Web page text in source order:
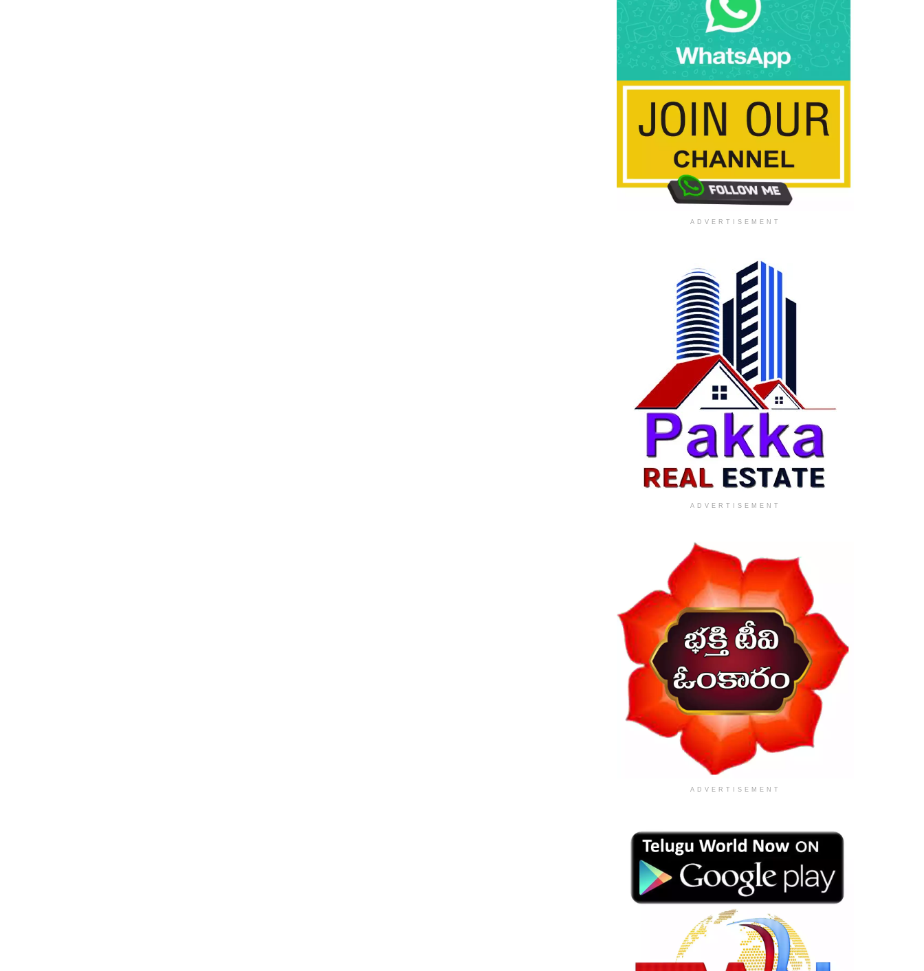
ADVERTISEMENT
ADVERTISEMENT
ADVERTISEMENT